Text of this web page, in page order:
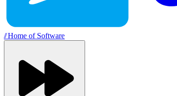
//Home of Software